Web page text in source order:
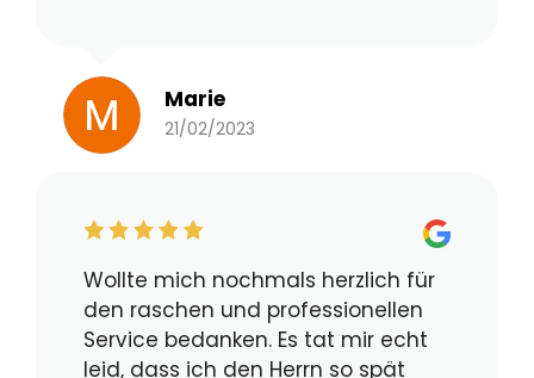
Marie
21/02/2023
Wollte mich nochmals herzlich für
den raschen und professionellen
Service bedanken. Es tat mir echt
leid, dass ich den Herrn so spät